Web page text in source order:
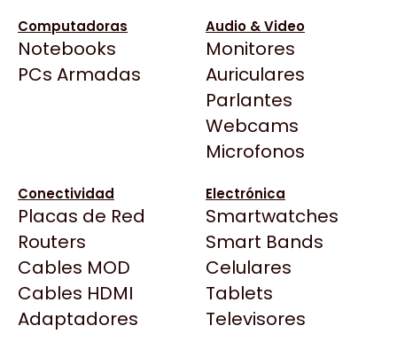
Computadoras
Notebooks
PCs Armadas
Audio & Video
Monitores
Auriculares
Parlantes
Webcams
Microfonos
Conectividad
Placas de Red
Routers
Cables MOD
Cables HDMI
Adaptadores
Electrónica
Smartwatches
Smart Bands
Celulares
Tablets
Televisores
BenQ
CX
Cooler Master
Deepcool
Dell
EVGA
Gamemax
Genesis
Genius
Todas las Tiendas
Click Gaming
Compufan Store
Dinobyte
Full H4rd
Gaming City
Gezatek
$189.000
Ver producto en la página de MyM
Computacion